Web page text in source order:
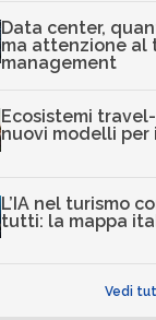
Data center,
ma attenzione al
management
Ecosistemi
nuovi modelli per
L’IA nel turismo
tutti: la mappa
Vedi